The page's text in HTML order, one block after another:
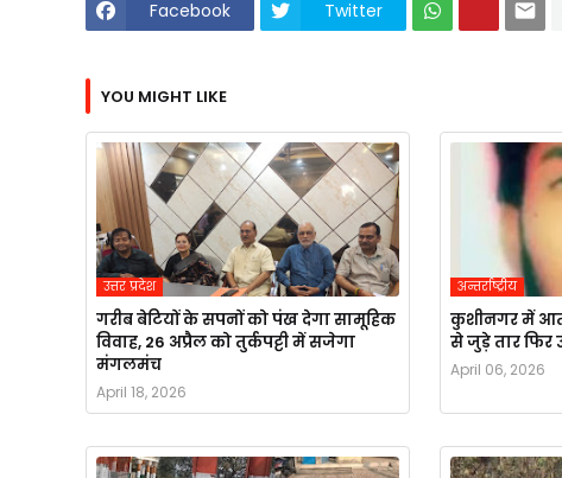
Facebook Twitter
YOU MIGHT LIKE
उत्तर प्रदेश
गरीब बेटियों के सपनों को पंख देगा सामूहिक
विवाह, 26 अप्रैल को तुर्कपट्टी में सजेगा
मंगलमंच
April 18, 2026
अन्तर्राष्ट्रीय
कुशीनगर में
से जुड़े तार फिर
April 06, 2026